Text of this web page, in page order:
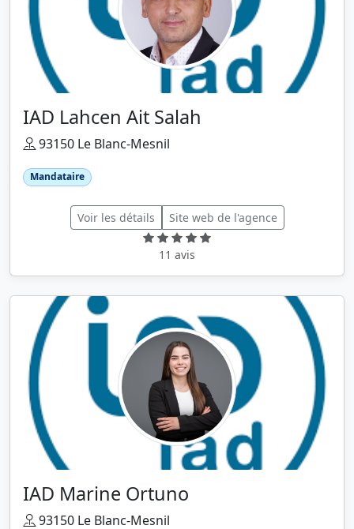
IAD Lahcen Ait Salah
93150 Le Blanc-Mesnil
Mandataire
Voir les détails Site web de l'agence
11 avis
IAD Marine Ortuno
93150 Le Blanc-Mesnil